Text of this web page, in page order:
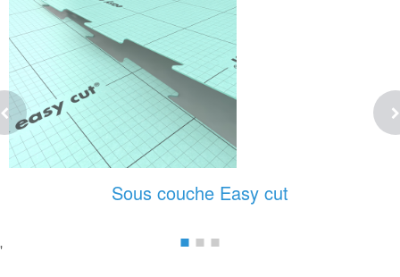
Sous couche Easy cut
'